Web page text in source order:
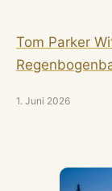
Tom Parker
1. Juni 2026